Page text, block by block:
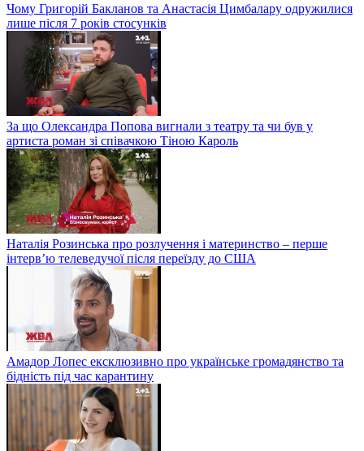
Чому Григорій Бакланов та Анастасія Цимбалару одружилися
лише після 7 років стосунків
За що Олександра Попова вигнали з театру та чи був у
артиста роман зі співачкою Тіною Кароль
Наталія Розинська про розлучення і материнство – перше
інтерв’ю телеведучої після переїзду до США
Амадор Лопес ексклюзивно про українське громадянство та
бідність під час карантину